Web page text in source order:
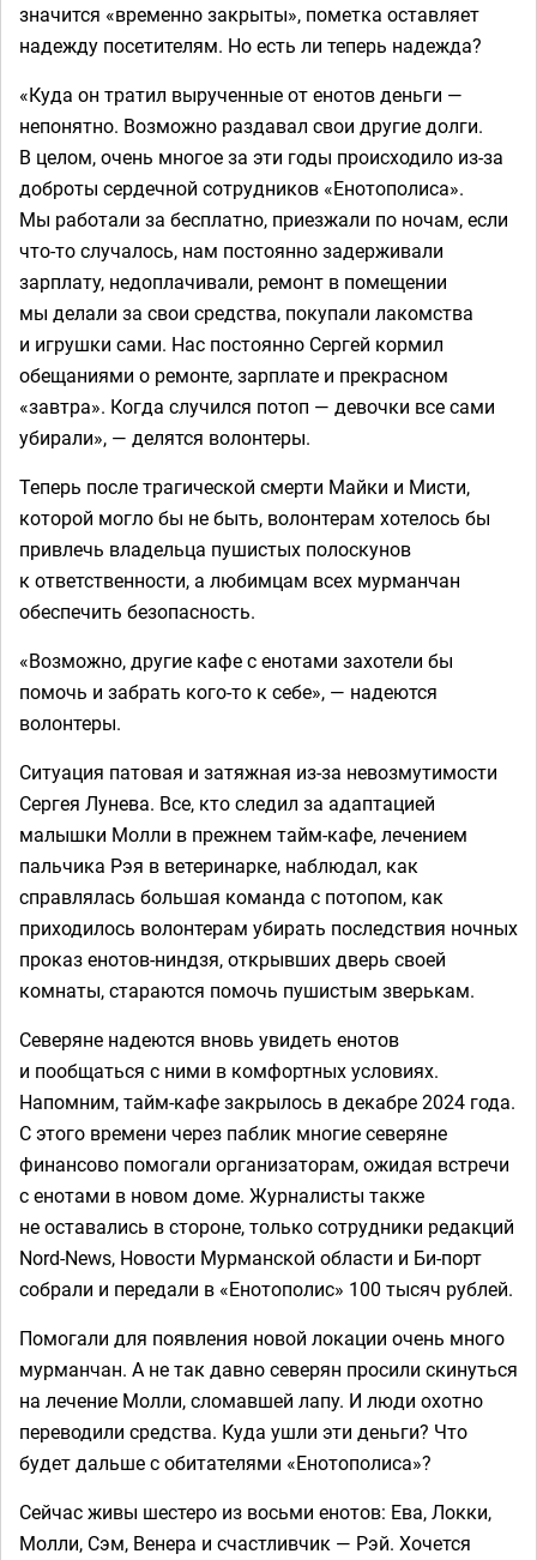
значится «временно закрыты», пометка оставляет
надежду посетителям. Но есть ли теперь надежда?
«Куда он тратил вырученные от енотов деньги —
непонятно. Возможно раздавал свои другие долги.
В целом, очень многое за эти годы происходило из-за
доброты сердечной сотрудников «Енотополиса».
Мы работали за бесплатно, приезжали по ночам, если
что-то случалось, нам постоянно задерживали
зарплату, недоплачивали, ремонт в помещении
мы делали за свои средства, покупали лакомства
и игрушки сами. Нас постоянно Сергей кормил
обещаниями о ремонте, зарплате и прекрасном
«завтра». Когда случился потоп — девочки все сами
убирали», — делятся волонтеры.
Теперь после трагической смерти Майки и Мисти,
которой могло бы не быть, волонтерам хотелось бы
привлечь владельца пушистых полоскунов
к ответственности, а любимцам всех мурманчан
обеспечить безопасность.
«Возможно, другие кафе с енотами захотели бы
помочь и забрать кого-то к себе», — надеются
волонтеры.
Ситуация патовая и затяжная из-за невозмутимости
Сергея Лунева. Все, кто следил за адаптацией
малышки Молли в прежнем тайм-кафе, лечением
пальчика Рэя в ветеринарке, наблюдал, как
справлялась большая команда с потопом, как
приходилось волонтерам убирать последствия ночных
проказ енотов-ниндзя, открывших дверь своей
комнаты, стараются помочь пушистым зверькам.
Северяне надеются вновь увидеть енотов
и пообщаться с ними в комфортных условиях.
Напомним, тайм-кафе закрылось в декабре 2024 года.
С этого времени через паблик многие северяне
финансово помогали организаторам, ожидая встречи
с енотами в новом доме. Журналисты также
не оставались в стороне, только сотрудники редакций
Nord-News, Новости Мурманской области и Би-порт
собрали и передали в «Енотополис» 100 тысяч рублей.
Помогали для появления новой локации очень много
мурманчан. А не так давно северян просили скинуться
на лечение Молли, сломавшей лапу. И люди охотно
переводили средства. Куда ушли эти деньги? Что
будет дальше с обитателями «Енотополиса»?
Сейчас живы шестеро из восьми енотов: Ева, Локки,
Молли, Сэм, Венера и счастливчик — Рэй. Хочется